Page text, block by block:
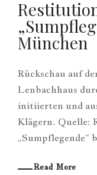
München
Rückschau auf
Lenbachhaus
initiierten und
Klägern. Quelle:
„Sumpflegende“
Read More